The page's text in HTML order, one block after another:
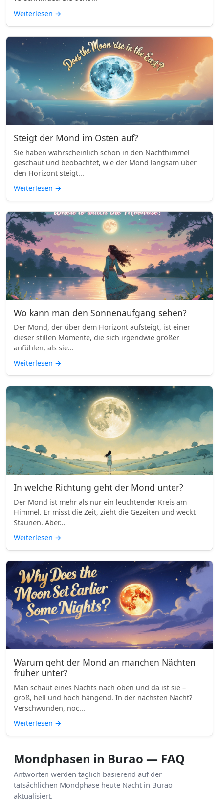
Weiterlesen →
Steigt der Mond im Osten auf?
Sie haben wahrscheinlich schon in den Nachthimmel
geschaut und beobachtet, wie der Mond langsam über
den Horizont steigt...
Weiterlesen →
Wo kann man den Sonnenaufgang sehen?
Der Mond, der über dem Horizont aufsteigt, ist einer
dieser stillen Momente, die sich irgendwie größer
anfühlen, als sie...
Weiterlesen →
In welche Richtung geht der Mond unter?
Der Mond ist mehr als nur ein leuchtender Kreis am
Himmel. Er misst die Zeit, zieht die Gezeiten und weckt
Staunen. Aber...
Weiterlesen →
Warum geht der Mond an manchen Nächten
früher unter?
Man schaut eines Nachts nach oben und da ist sie –
groß, hell und hoch hängend. In der nächsten Nacht?
Verschwunden, noc...
Weiterlesen →
Mondphasen in Burao — FAQ
Antworten werden täglich basierend auf der
tatsächlichen Mondphase heute Nacht in Burao
aktualisiert.